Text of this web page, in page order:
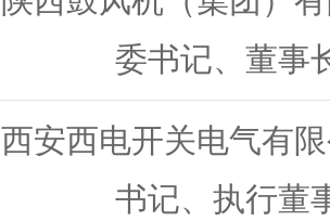
委书记、董事
西安西电开关电气有
书记、执行董